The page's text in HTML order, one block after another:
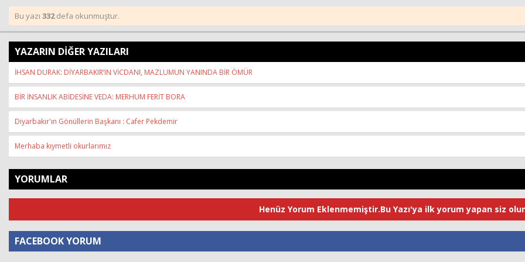
Bu yazı 332defa okunmuştur.
YAZARIN DİĞER YAZILARI
İHSAN DURAK: DİYARBAKIR’IN VİCDANI, MAZLUMUN YANINDA BİR ÖMÜR
BİR İNSANLIK ABİDESİNE VEDA: MERHUM FERİT BORA
Diyarbakır'ın Gönüllerin Başkanı : Cafer Pekdemir
Merhaba kıymetli okurlarımız
YORUMLAR
Henüz Yorum Eklenmemiştir.Bu Yazı'ya ilk yorum yapan siz
FACEBOOK YORUM